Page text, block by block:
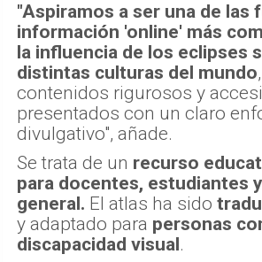
"Aspiramos a ser una de las
información 'online' más
la influencia de los eclipses
distintas culturas del mundo
contenidos rigurosos y
presentados con un claro
divulgativo", añade.
Se trata de un recurso
para docentes, estudiantes
general. El atlas ha sido
y adaptado para personas
discapacidad visual.